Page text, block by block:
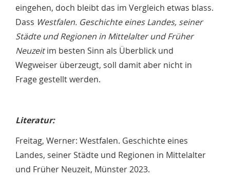
eingehen, doch bleibt das im Vergleich etwas blass.
Dass Westfalen. Geschichte eines Landes, seiner
Städte und Regionen in Mittelalter und Früher
Neuzeitim besten Sinn als Überblick und
Wegweiser überzeugt, soll damit aber nicht in
Frage gestellt werden.
Literatur:
Freitag, Werner: Westfalen. Geschichte eines
Landes, seiner Städte und Regionen in Mittelalter
und Früher Neuzeit, Münster 2023.